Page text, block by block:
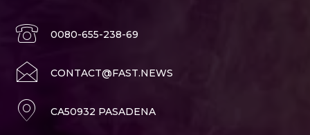
0080-655-238-69
CONTACT@FAST.NEWS
CA50932 PASADENA